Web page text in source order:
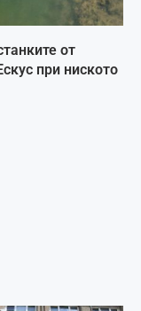
от
при ниското